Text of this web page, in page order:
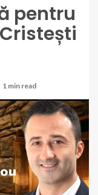
pentru
1 min read